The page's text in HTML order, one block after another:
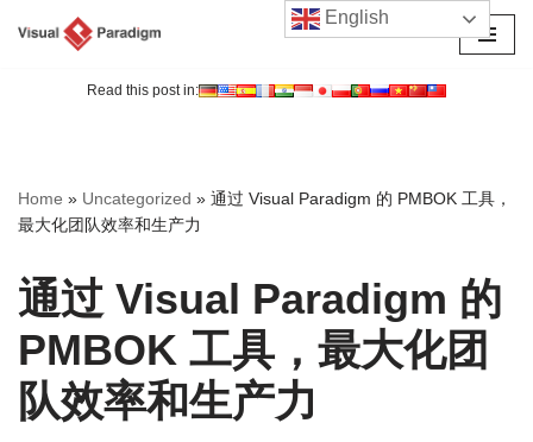
Read this post in:
Home » Uncategorized » 通过 Visual Paradigm 的 PMBOK 工具，
最大化团队效率和生产力
通过 Visual Paradigm 的
PMBOK 工具，最大化团
队效率和生产力
English